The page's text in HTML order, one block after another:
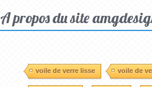
A propos du site
voile de verre lisse voile de